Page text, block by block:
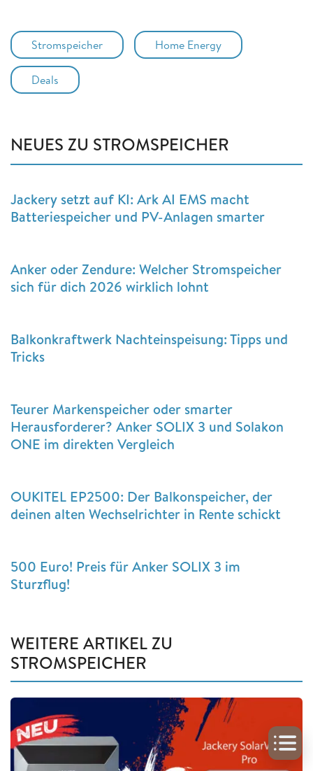
Stromspeicher Home Energy
Deals
NEUES ZU STROMSPEICHER
Jackery setzt auf KI: Ark AI EMS macht
Batteriespeicher und PV-Anlagen smarter
Anker oder Zendure: Welcher Stromspeicher
sich für dich 2026 wirklich lohnt
Balkonkraftwerk Nachteinspeisung: Tipps und
Tricks
Teurer Markenspeicher oder smarter
Herausforderer? Anker SOLIX 3 und Solakon
ONE im direkten Vergleich
OUKITEL EP2500: Der Balkonspeicher, der
deinen alten Wechselrichter in Rente schickt
500 Euro! Preis für Anker SOLIX 3 im
Sturzflug!
WEITERE ARTIKEL ZU
STROMSPEICHER